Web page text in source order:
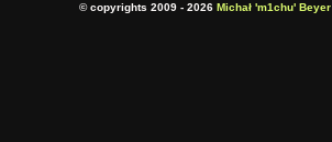
© copyrights 2009 - 2026 Michał 'm1chu' Beyer